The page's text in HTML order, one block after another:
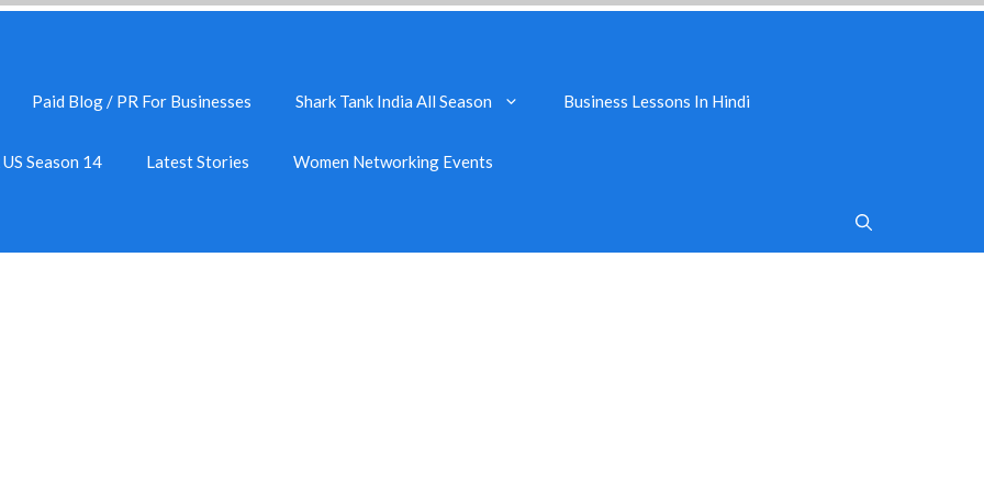
Paid Blog / PR For Businesses Shark Tank India All Season Business Lessons In Hindi
Season 14 Latest Stories Women Networking Events